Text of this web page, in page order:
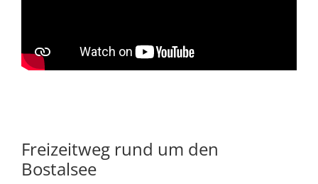
Freizeitweg rund um den
Bostalsee